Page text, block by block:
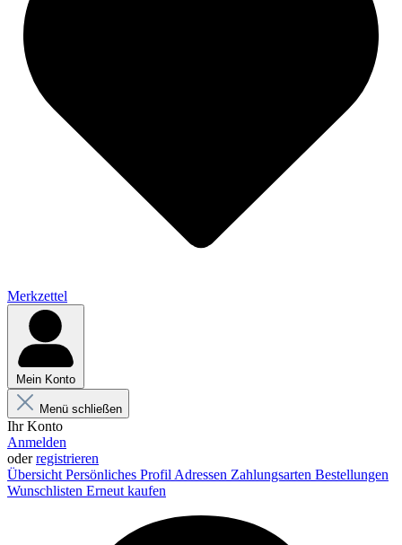
Merkzettel
Mein Konto
Menü schließen
Ihr Konto
Anmelden
oderregistrieren
Übersicht Persönliches Profil Adressen Zahlungsarten Bestellungen
Wunschlisten Erneut kaufen